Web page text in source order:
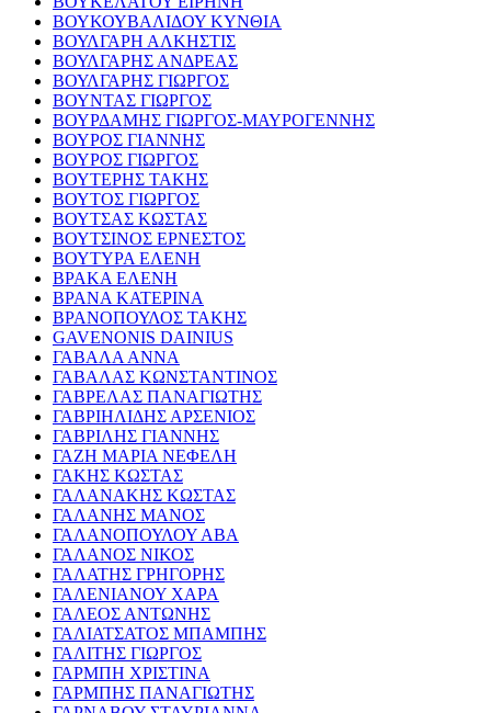
ΒΟΥΚΟΥΒΑΛΙΔΟΥ ΚΥΝΘΙΑ
ΒΟΥΛΓΑΡΗ ΑΛΚΗΣΤΙΣ
ΒΟΥΛΓΑΡΗΣ ΑΝΔΡΕΑΣ
ΒΟΥΛΓΑΡΗΣ ΓΙΩΡΓΟΣ
ΒΟΥΝΤΑΣ ΓΙΩΡΓΟΣ
ΒΟΥΡΔΑΜΗΣ ΓΙΩΡΓΟΣ-ΜΑΥΡΟΓΕΝΝΗΣ
ΒΟΥΡΟΣ ΓΙΑΝΝΗΣ
ΒΟΥΡΟΣ ΓΙΩΡΓΟΣ
ΒΟΥΤΕΡΗΣ ΤΑΚΗΣ
ΒΟΥΤΟΣ ΓΙΩΡΓΟΣ
ΒΟΥΤΣΑΣ ΚΩΣΤΑΣ
ΒΟΥΤΣΙΝΟΣ ΕΡΝΕΣΤΟΣ
ΒΟΥΤΥΡΑ ΕΛΕΝΗ
ΒΡΑΚΑ ΕΛΕΝΗ
ΒΡΑΝΑ ΚΑΤΕΡΙΝΑ
ΒΡΑΝΟΠΟΥΛΟΣ ΤΑΚΗΣ
GAVENONIS DAINIUS
ΓΑΒΑΛΑ ΑΝΝΑ
ΓΑΒΑΛΑΣ ΚΩΝΣΤΑΝΤΙΝΟΣ
ΓΑΒΡΕΛΑΣ ΠΑΝΑΓΙΩΤΗΣ
ΓΑΒΡΙΗΛΙΔΗΣ ΑΡΣΕΝΙΟΣ
ΓΑΒΡΙΛΗΣ ΓΙΑΝΝΗΣ
ΓΑΖΗ ΜΑΡΙΑ ΝΕΦΕΛΗ
ΓΑΚΗΣ ΚΩΣΤΑΣ
ΓΑΛΑΝΑΚΗΣ ΚΩΣΤΑΣ
ΓΑΛΑΝΗΣ ΜΑΝΟΣ
ΓΑΛΑΝΟΠΟΥΛΟΥ ΑΒΑ
ΓΑΛΑΝΟΣ ΝΙΚΟΣ
ΓΑΛΑΤΗΣ ΓΡΗΓΟΡΗΣ
ΓΑΛΕΝΙΑΝΟΥ ΧΑΡΑ
ΓΑΛΕΟΣ ΑΝΤΩΝΗΣ
ΓΑΛΙΑΤΣΑΤΟΣ ΜΠΑΜΠΗΣ
ΓΑΛΙΤΗΣ ΓΙΩΡΓΟΣ
ΓΑΡΜΠΗ ΧΡΙΣΤΙΝΑ
ΓΑΡΜΠΗΣ ΠΑΝΑΓΙΩΤΗΣ